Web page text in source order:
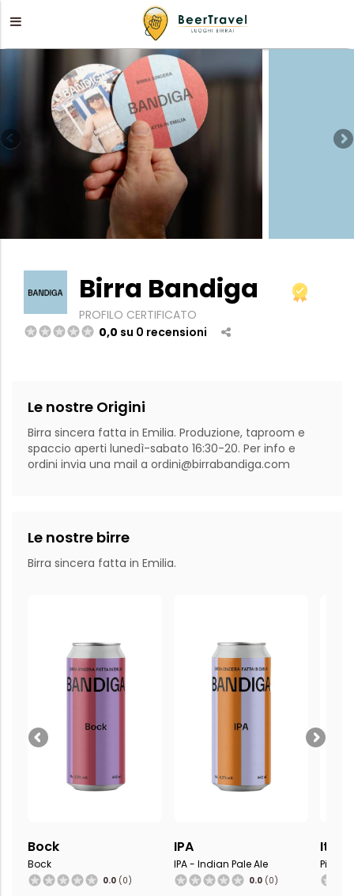
Birra Bandiga
PROFILO CERTIFICATO
0,0 su 0 recensioni
Le nostre Origini
Birra sincera fatta in Emilia. Produzione, taproom e
spaccio aperti lunedì-sabato 16:30-20. Per info e
ordini invia una mail a ordini@birrabandiga.com
Le nostre birre
Birra sincera fatta in Emilia.
Bock
Bock
0.0 (0)
IPA
IPA - Indian Pale Ale
0.0 (0)